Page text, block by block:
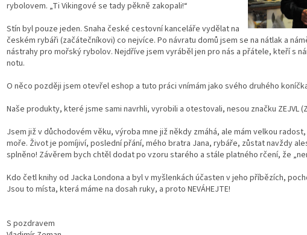
rybolovem. „Ti Vikingové se tady pěkně zakopali!“
Stín byl pouze jeden. Snaha české cestovní kanceláře vydělat na
českém rybáři (začátečníkovi) co nejvíce. Po návratu domů jsem se na nátlak a
nástrahy pro mořský rybolov. Nejdříve jsem vyráběl jen pro nás a přátele, kteří s
notu.
O něco později jsem otevřel eshop a tuto práci vnímám jako svého druhého
Naše produkty, které jsme sami navrhli, vyrobili a otestovali, nesou značku ZEJVL
Jsem již v důchodovém věku, výroba mne již někdy zmáhá, ale mám velkou
moře. Život je pomíjiví, poslední přání, mého bratra Jana, rybáře, zůstat navždy
splněno! Závěrem bych chtěl dodat po vzoru starého a stále platného rčení, že
Kdo četl knihy od Jacka Londona a byl v myšlenkách účasten v jeho příbězích,
Jsou to místa, která máme na dosah ruky, a proto NEVÁHEJTE!
S pozdravem